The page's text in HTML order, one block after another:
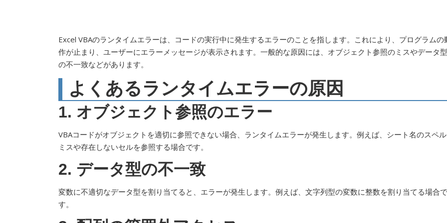
Excel VBAのランタイムエラーは、コードの実行中に発生するエラーのことを指します。これにより、プログラムの
作が止まり、ユーザーにエラーメッセージが表示されます。一般的な原因には、オブジェクト参照のミスやデータ型
の不一致などがあります。
よくあるランタイムエラーの原因
1. オブジェクト参照のエラー
VBAコードがオブジェクトを適切に参照できない場合、ランタイムエラーが発生します。例えば、シート名のスペル
ミスや存在しないセルを参照する場合です。
2. データ型の不一致
変数に不適切なデータ型を割り当てると、エラーが発生します。例えば、文字列型の変数に整数を割り当てる場合で
す。